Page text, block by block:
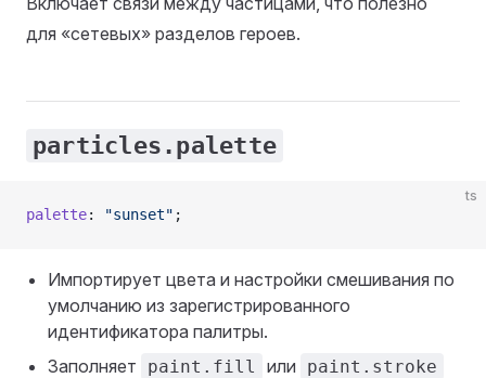
для «сетевых» разделов героев.
particles.palette
ts
palette: "sunset" ;
Импортирует цвета и настройки смешивания по
умолчанию из зарегистрированного
идентификатора палитры.
Заполняет
paint.fill или paint.stroke